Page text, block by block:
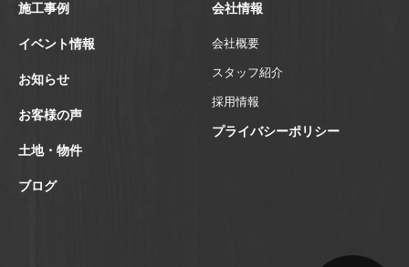
施工事例
イベント情報
お知らせ
お客様の声
土地・物件
ブログ
会社情報
会社概要
スタッフ紹介
採用情報
プライバシーポリシー